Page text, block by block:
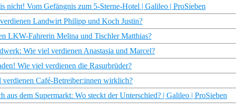
nicht! Vom Gefängnis zum 5-Sterne-Hotel | Galileo | ProSieben
Landwirt Philipp und Koch Justin?
LKW-Fahrerin Melina und Tischler Matthias?
Wie viel verdienen Anastasia und Marcel?
Wie viel verdienen die Rasurbrüder?
Café-Betreiber:innen wirklich?
aus dem Supermarkt: Wo steckt der Unterschied? | Galileo | ProSieben